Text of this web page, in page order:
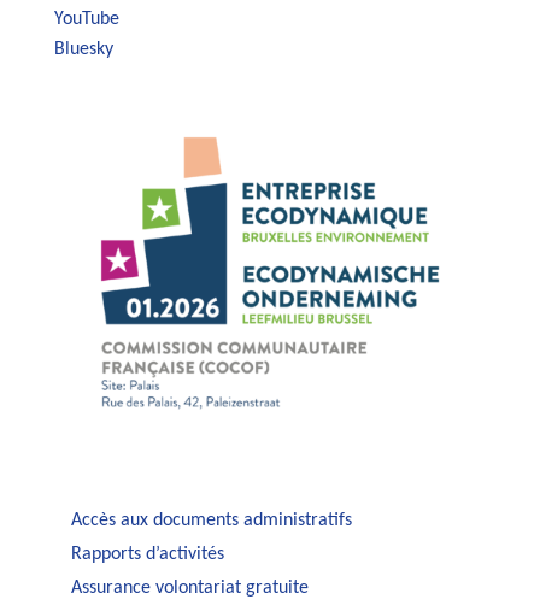
YouTube
Bluesky
Accès aux documents administratifs
Rapports d’activités
Assurance volontariat gratuite